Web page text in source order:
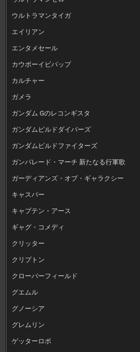
ウルトラマンタイガ
エイリアン
エンタメセール
カウボーイビバップ
カルチャー
ガメラ
ガンダム Gのレコンギスタ
ガンダムビルドダイバーズ
ガンダムビルドファイターズ
ガンパレード・マーチ 新たなる行軍歌
ガーディアンズ・オブ・ギャラクシー
キャスパー
キャプテン・アース
ギャグ・コメディ
クリッター
クリプトン
クローバーフィールド
グエムル
グノーシア
グレムリン
ゲッターロボ